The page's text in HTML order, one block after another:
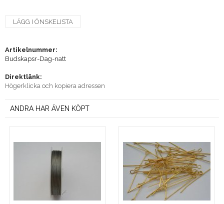
LÄGG I ÖNSKELISTA
Artikelnummer:
Budskapsr-Dag-natt
Direktlänk:
Högerklicka och kopiera adressen
ANDRA HAR ÄVEN KÖPT